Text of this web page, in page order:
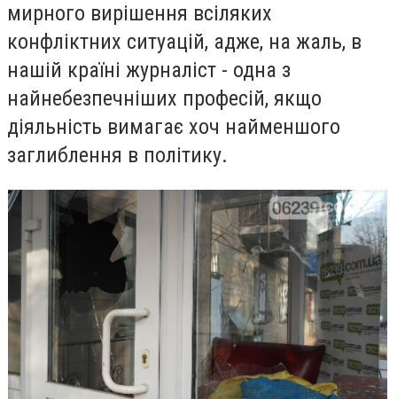
мирного вирішення всіляких
конфліктних ситуацій, адже, на жаль, в
нашій країні журналіст - одна з
найнебезпечніших професій, якщо
діяльність вимагає хоч найменшого
заглиблення в політику.